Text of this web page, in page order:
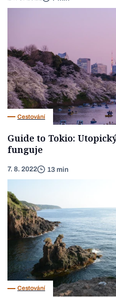
Cestování
Guide to Tokio:
funguje
7. 8. 2022 13 min
Cestování